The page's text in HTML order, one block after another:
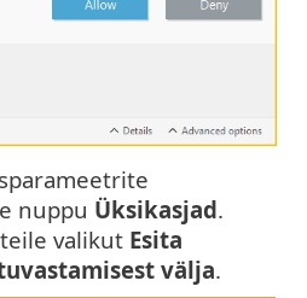
nuppu Üksikasjad.
valikut Esita
välja.